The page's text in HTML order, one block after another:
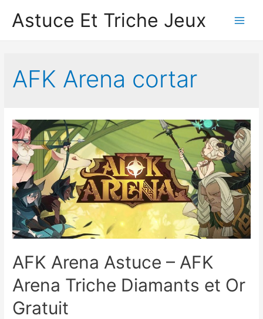
Astuce Et Triche Jeux
AFK Arena cortar
AFK Arena Astuce – AFK
Arena Triche Diamants et Or
Gratuit